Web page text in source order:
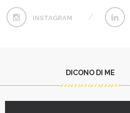
INSTAGRAM
DICONO DI ME